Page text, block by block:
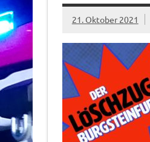
21. Oktober 2021